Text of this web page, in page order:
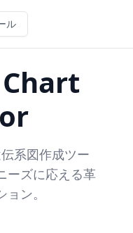
ル
系図作成ツー
ーズに応える革
ン。